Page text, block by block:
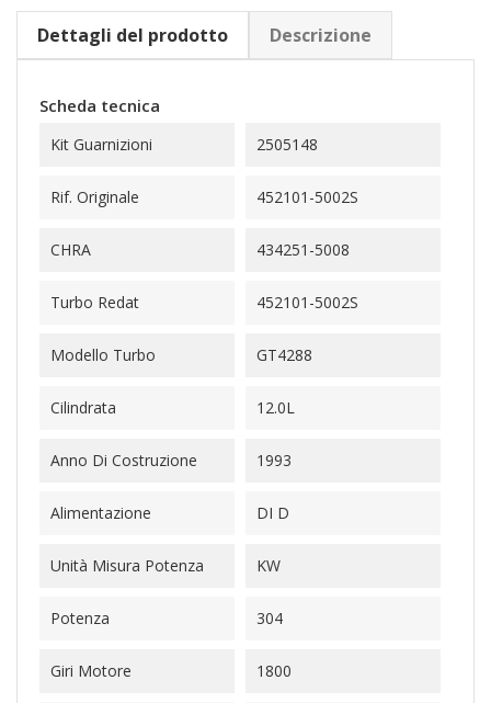
Dettagli del prodotto Descrizione
Scheda tecnica
Kit Guarnizioni 2505148
Rif. Originale 452101-5002S
CHRA 434251-5008
Turbo Redat 452101-5002S
Modello Turbo GT4288
Cilindrata 12.0L
Anno Di Costruzione 1993
Alimentazione DI D
Unità Misura Potenza KW
Potenza 304
Giri Motore 1800